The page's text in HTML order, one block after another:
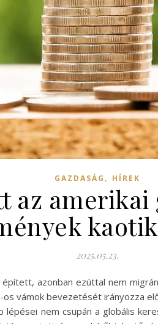
GAZDASÁG , HÍREK
amerikai
2025.05.23.
azonban ezúttal nem
vámok bevezetését irányozza
lépései nem csupán a globális